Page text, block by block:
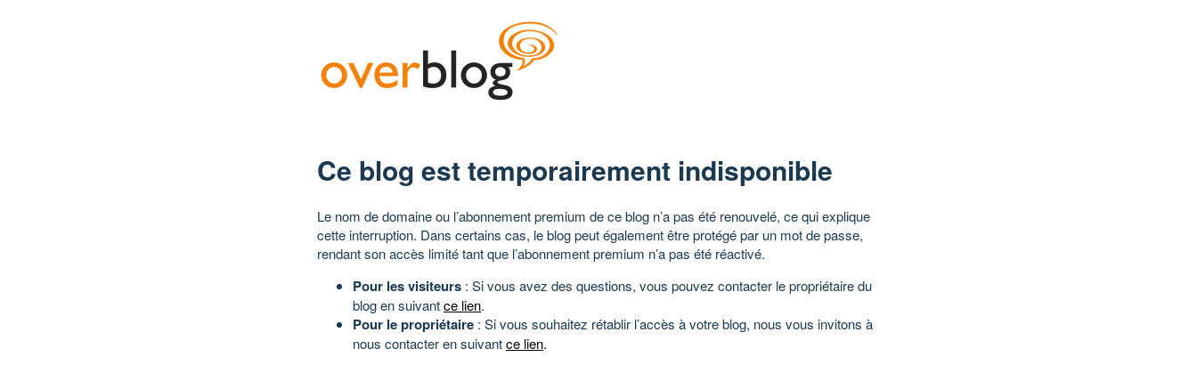
Ce blog est temporairement indisponible
Le nom de domaine ou l’abonnement premium de ce blog n’a pas été renouvelé, ce qui explique
cette interruption. Dans certains cas, le blog peut également être protégé par un mot de passe,
rendant son accès limité tant que l’abonnement premium n’a pas été réactivé.
Pour les visiteurs : Si vous avez des questions, vous pouvez contacter le propriétaire du
blog en suivantce lien.
Pour le propriétaire : Si vous souhaitez rétablir l’accès à votre blog, nous vous invitons à
nous contacter en suivantce lien.